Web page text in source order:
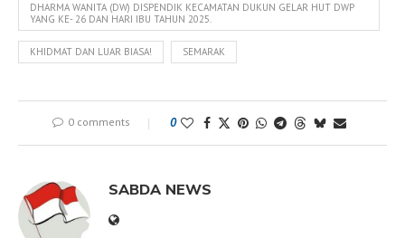
DHARMA WANITA (DW) DISPENDIK KECAMATAN DUKUN GELAR HUT DWP
YANG KE- 26 DAN HARI IBU TAHUN 2025.
KHIDMAT DAN LUAR BIASA! SEMARAK
0 comments 0
SABDA NEWS